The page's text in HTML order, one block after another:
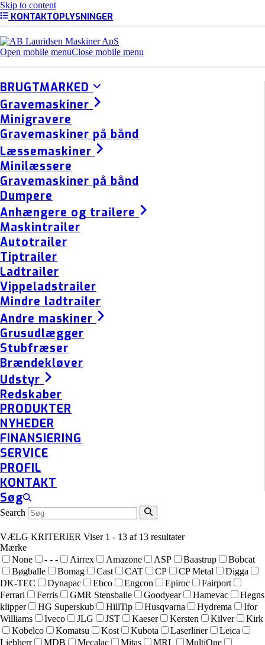
Skip to content
KONTAKTOPLYSNINGER
Open mobile menuClose mobile menu
BRUGTMARKED
Gravemaskiner
Minigravere
Gravemaskiner på bånd
Læssemaskiner
Minilæssere
Gravemaskiner på bånd
Dumpere
Anhængere og trailere
Maskintrailer
Autotrailer
Tiptrailer
Ladtrailer
Vippeladstrailer
Mindre ladtrailer
Andre maskiner
Grusudlægger
Stubfræser
Brændekløver
Udstyr
Redskaber
PRODUKTER
NYHEDER
FINANSIERING
SERVICE
PROFIL
KONTAKT
Søg
Search
VÆLG KRITERIER Viser 1 - 13 af 13 resultater
Mærke
None
- - - Airrex Amazone ASP Baastrup
Bobcat
Bøgballe
Bomag Cast CAT CP CP Metal
Digga
DK-TEC
Dynapac Ebco Engcon Epiroc
Fairport
Ferrari
Ferris GMR Stensballe Goodyear Hamevac
Hegns
klipper
HG Superskub HillTip Husqvarna Hydrema
Ifor
Williams
Iveco JLG JST Kaeser Kersten Kilver
Kirk
Kobelco
Komatsu Kost Kubota Laserliner
Leica
Liebherr
MDB Mecalac Mitas MRL
MultiOne